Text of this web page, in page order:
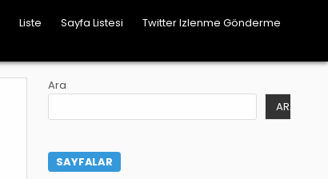
Liste Sayfa Listesi Twitter Izlenme Gönderme
Ara
ARA
SAYFALAR